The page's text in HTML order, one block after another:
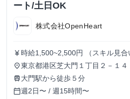
ート/土日OK
株式会社OpenHeart
currency_yen 時給1,500~2,500円 （スキル見合
place東京都港区芝大門１丁目２－１
train 大門駅から徒歩５分
calendar_today週2日〜 / 週15時間〜